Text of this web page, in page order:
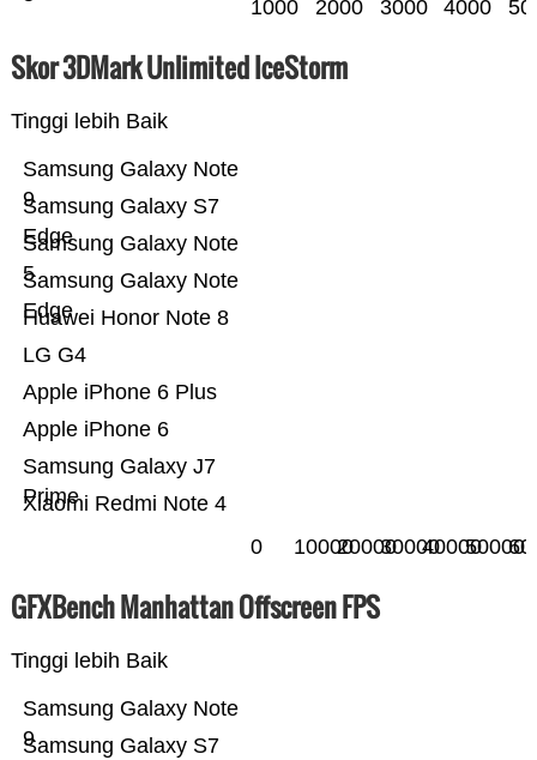
1000 2000 3000 4000
Skor 3DMark Unlimited IceStorm
Tinggi lebih Baik
Xiaomi Redmi Note 4
Samsung Galaxy J7
Prime
Apple iPhone 6
Apple iPhone 6 Plus
LG G4
Huawei Honor Note 8
Samsung Galaxy Note
Edge
Samsung Galaxy Note
5
Samsung Galaxy S7
Edge
Samsung Galaxy Note
9
0 1000020000300004000050000
GFXBench Manhattan Offscreen FPS
Tinggi lebih Baik
Samsung Galaxy S7
Samsung Galaxy Note
9